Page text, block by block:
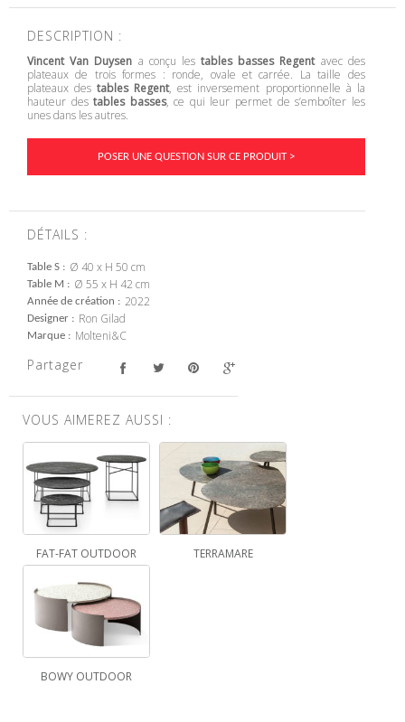
DESCRIPTION :
Vincent Van Duysen a conçu lestables basses Regentavec des
plateaux de trois formes : ronde, ovale et carrée. La taille des
plateaux destables Regent, est inversement proportionnelle à la
hauteur destables basses, ce qui leur permet de s’emboîter les
unes dans les autres.
POSER UNE QUESTION SUR CE PRODUIT >
DÉTAILS :
Table S Ø 40 x H 50 cm
Table M Ø 55 x H 42 cm
Année de création 2022
Designer Ron Gilad
Marque Molteni&C
Partager
VOUS AIMEREZ AUSSI :
FAT-FAT OUTDOOR TERRAMARE
BOWY OUTDOOR